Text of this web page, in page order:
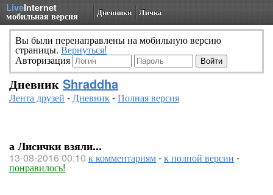
LiveInternet
мобильная версия Дневники Личка
Вы были перенаправлены на мобильную версию
страницы. Вернуться!
Авторизация
Дневник Shraddha
Лента друзей -Дневник-Полная версия
а Лисички взяли...
13-08-2016 00:10 к комментариям-к полной версии -
понравилось!